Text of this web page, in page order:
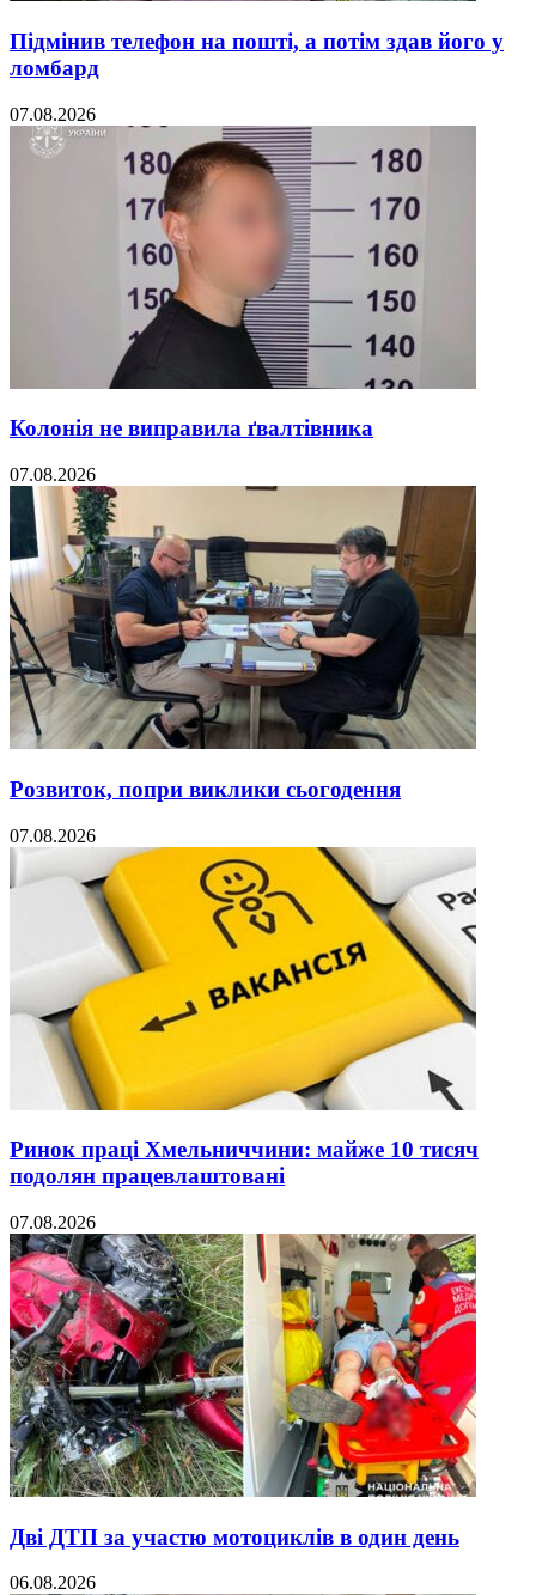
Підмінив телефон на пошті, а потім здав його у
ломбард
07.08.2026
Колонія не виправила ґвалтівника
07.08.2026
Розвиток, попри виклики сьогодення
07.08.2026
Ринок праці Хмельниччини: майже 10 тисяч
подолян працевлаштовані
07.08.2026
Дві ДТП за участю мотоциклів в один день
06.08.2026